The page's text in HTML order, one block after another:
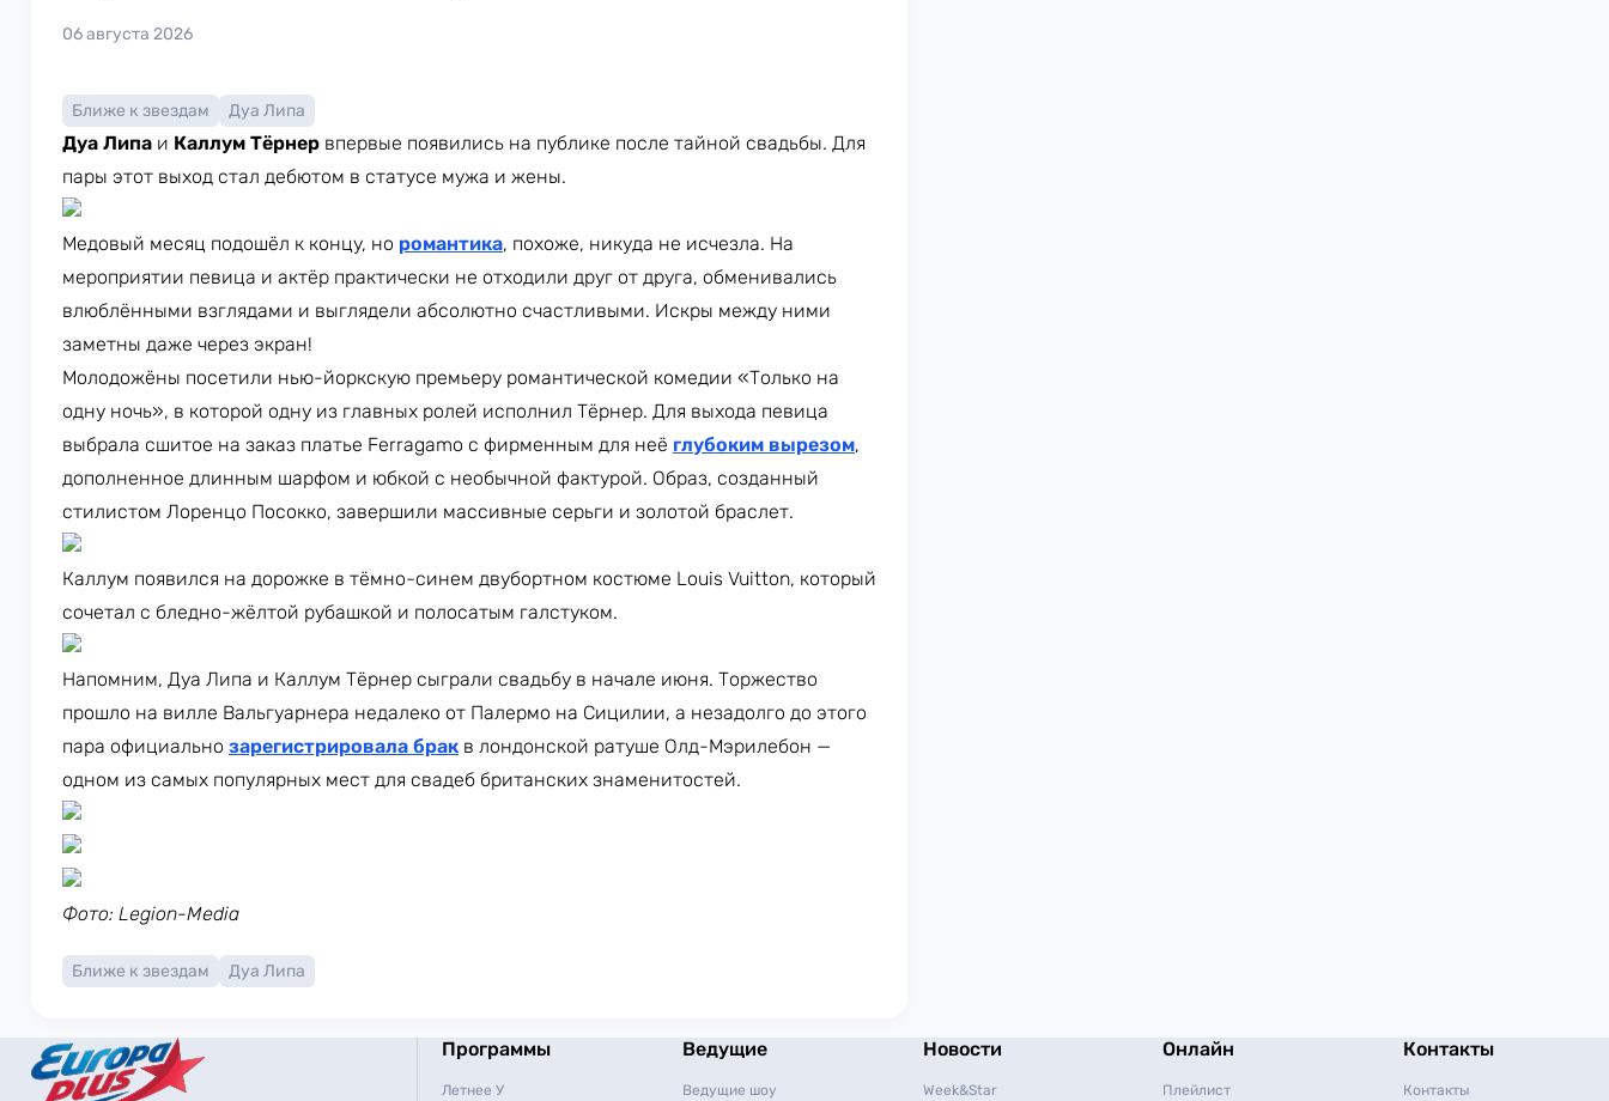
06 августа 2026
Ближе к звездам Дуа Липа
Дуа Липа и Каллум Тёрнер впервые появились на публике после тайной свадьбы. Для
пары этот выход стал дебютом в статусе мужа и жены.
Медовый месяц подошёл к концу, но романтика, похоже, никуда не исчезла. На
мероприятии певица и актёр практически не отходили друг от друга, обменивались
влюблёнными взглядами и выглядели абсолютно счастливыми. Искры между ними
заметны даже через экран!
Молодожёны посетили нью-йоркскую премьеру романтической комедии «Только на
одну ночь», в которой одну из главных ролей исполнил Тёрнер. Для выхода певица
выбрала сшитое на заказ платье Ferragamo с фирменным для неё глубоким вырезом,
дополненное длинным шарфом и юбкой с необычной фактурой. Образ, созданный
стилистом Лоренцо Посокко, завершили массивные серьги и золотой браслет.
Каллум появился на дорожке в тёмно-синем двубортном костюме Louis Vuitton, который
сочетал с бледно-жёлтой рубашкой и полосатым галстуком.
Напомним, Дуа Липа и Каллум Тёрнер сыграли свадьбу в начале июня. Торжество
прошло на вилле Вальгуарнера недалеко от Палермо на Сицилии, а незадолго до этого
пара официально зарегистрировала брак в лондонской ратуше Олд-Мэрилебон —
одном из самых популярных мест для свадеб британских знаменитостей.
Фото: Legion-Media
Ближе к звездам Дуа Липа
Программы
Летнее У
Ведущие
Ведущие шоу
Новости
Week&Star
Онлайн
Плейлист
Контакты
Контакты